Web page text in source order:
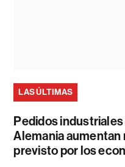
LAS ÚLTIMAS
Pedidos industriales
Alemania aumentan
previsto por los